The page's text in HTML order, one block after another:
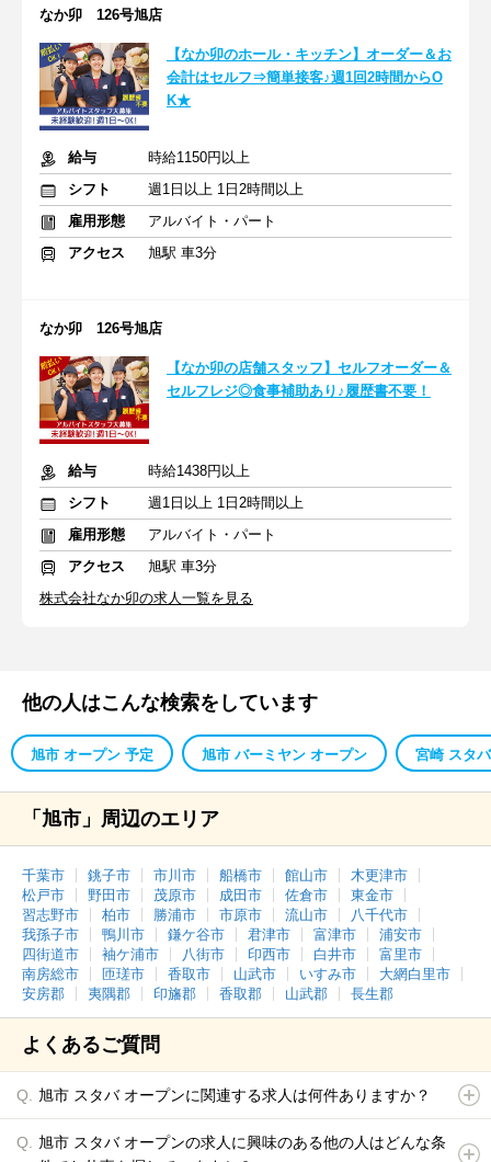
なか卯 126号旭店
【なか卯のホール・キッチン】オーダー＆お
会計はセルフ⇒簡単接客♪週1回2時間からO
K★
給与
時給1150円以上
シフト
週1日以上 1日2時間以上
雇用形態
アルバイト・パート
アクセス
旭駅 車3分
なか卯 126号旭店
【なか卯の店舗スタッフ】セルフオーダー＆
セルフレジ◎食事補助あり♪履歴書不要！
給与
時給1438円以上
シフト
週1日以上 1日2時間以上
雇用形態
アルバイト・パート
アクセス
旭駅 車3分
株式会社なか卯の求人一覧を見る
他の人はこんな検索をしています
旭市 オープン 予定 旭市 バーミヤン オープン 宮崎 スタ
「旭市」周辺のエリア
千葉市 銚子市 市川市 船橋市 館山市
木更津市
松戸市
野田市 茂原市 成田市 佐倉市
東金市
習志野市
柏市 勝浦市 市原市 流山市
八千代市
我孫子市
鴨川市 鎌ケ谷市 君津市 富津市
浦安市
四街道市
袖ケ浦市 八街市 印西市 白井市
富里市
南房総市
匝瑳市 香取市 山武市 いすみ市
大網白里市
安房郡
夷隅郡 印旛郡 香取郡 山武郡 長生郡
よくあるご質問
旭市 スタバ オープンに関連する求人は何件ありますか？
旭市 スタバ オープンの求人に興味のある他の人はどんな条